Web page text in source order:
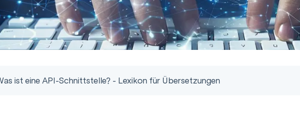
ist eine API-Schnittstelle? - Lexikon für Übersetzungen